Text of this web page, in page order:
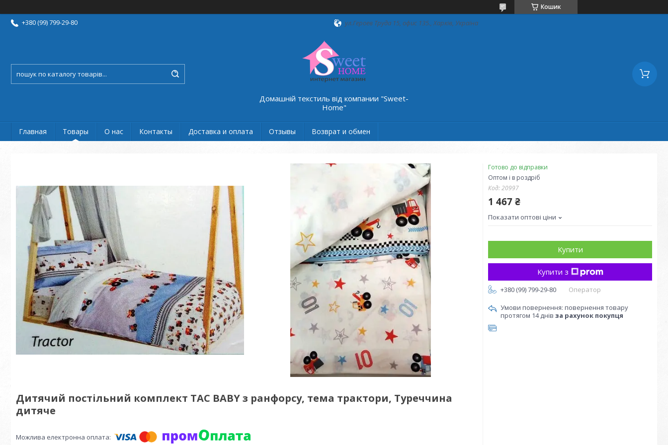
Кошик
+380 (99) 799-29-80 ул.Героев Труда 15, офис 135., Харків, Україна
Домашній текстиль від компании "Sweet-
Home"
Главная Товары О нас Контакты Доставка и оплата Отзывы Возврат и обмен
Дитячий постільний комплект TAC BABY з ранфорсу, тема трактори, Туреччина
дитяче
Готово до відправки
Оптом і в роздріб
Код:20997
1 467 ₴
Показати оптові ціни
Купити
Купити з
+380 (99) 799-29-80
Оператор
повернення товару
протягом 14 днів за рахунок покупця